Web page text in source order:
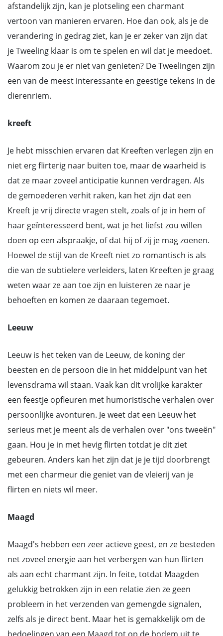
afstandelijk zijn, kan je plotseling een charmant
vertoon van manieren ervaren. Hoe dan ook, als je de
verandering in gedrag ziet, kan je er zeker van zijn dat
je Tweeling klaar is om te spelen en wil dat je meedoet.
Waarom zou je er niet van genieten? De Tweelingen zijn
een van de meest interessante en geestige tekens in de
dierenriem.
kreeft
Je hebt misschien ervaren dat Kreeften verlegen zijn en
niet erg flirterig naar buiten toe, maar de waarheid is
dat ze maar zoveel anticipatie kunnen verdragen. Als
de gemoederen verhit raken, kan het zijn dat een
Kreeft je vrij directe vragen stelt, zoals of je in hem of
haar geïnteresseerd bent, wat je het liefst zou willen
doen op een afspraakje, of dat hij of zij je mag zoenen.
Hoewel de stijl van de Kreeft niet zo romantisch is als
die van de subtielere verleiders, laten Kreeften je graag
weten waar ze aan toe zijn en luisteren ze naar je
behoeften en komen ze daaraan tegemoet.
Leeuw
Leeuw is het teken van de Leeuw, de koning der
beesten en de persoon die in het middelpunt van het
levensdrama wil staan. Vaak kan dit vrolijke karakter
een feestje opfleuren met humoristische verhalen over
persoonlijke avonturen. Je weet dat een Leeuw het
serieus met je meent als de verhalen over "ons tweeën"
gaan. Hou je in met hevig flirten totdat je dit ziet
gebeuren. Anders kan het zijn dat je je tijd doorbrengt
met een charmeur die geniet van de vleierij van je
flirten en niets wil meer.
Maagd
Maagd's hebben een zeer actieve geest, en ze besteden
net zoveel energie aan het verbergen van hun flirten
als aan echt charmant zijn. In feite, totdat Maagden
gelukkig betrokken zijn in een relatie zien ze geen
probleem in het verzenden van gemengde signalen,
zelfs als je direct bent. Maar het is gemakkelijk om de